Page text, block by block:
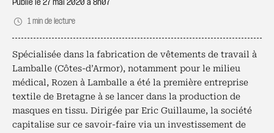
Publié le 27 mai 2020 à 8h07
1 min de lecture
Spécialisée dans la fabrication de vêtements de travail à
Lamballe (Côtes-d’Armor), notamment pour le milieu
médical, Rozen à Lamballe a été la première entreprise
textile de Bretagne à se lancer dans la production de
masques en tissu. Dirigée par Eric Guillaume, la société
capitalise sur ce savoir-faire via un investissement de